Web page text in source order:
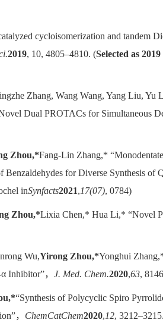
cycloisomerization and tandem
2019, 10, 4805–4810. (Selected as
Zhang, Wang Wang, Yang Liu, Yu
Dual PROTACs for Simultaneous
Zhou,*Fang-Lin Zhang,*
for Diverse Synthesis of
inSynfacts2021,17(07), 0784)
Zhou,*Lixia Chen,* Hua Li,* “Novel
Wu,Yirong Zhou,*Yonghui
Inhibitor”， J. Med. Chem.2020,63,
“Synthesis of Polycyclic Spiro
， ChemCatChem2020,12, 3212–3215.